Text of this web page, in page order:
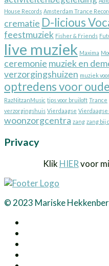
House Records Amsterdam Trance
crematie D-licious
feestmuziek Fisher & Friends
live muziek Maxima
ceremonie muziek en
verzorgingshuizen muziek
optredens voor
RazNitzanMusic tips voor bruiloft Trance
verzorgingshuis Vierdaagse
woonzorgcentra zang zang bij
Privacy
Klik HIERvoor
© 2023 Mariske